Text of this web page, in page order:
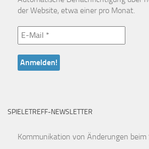
der Website, etwa einer pro Monat.
SPIELETREFF-NEWSLETTER
Kommunikation von Änderungen beim